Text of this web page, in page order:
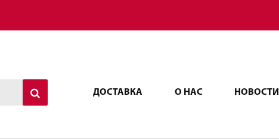
ДОСТАВКА О НАС НОВОСТИ